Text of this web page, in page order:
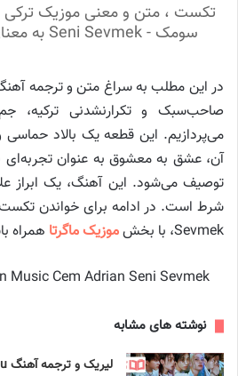
تکست ، متن و معنی موزیک ترکی
سومک - Seni Sevmek به معنای دوست داشتن تو
می‌پردازیم. این قطعه یک بالاد
آن، عشق به معشوق به عنوان تجربه‌ای
توصیف می‌شود. این آهنگ، یک ابراز
Sevmek، با بخش
موزیک ماگرتا همراه
Music Cem Adrian Seni Sevmek
نوشته های مشابه
لیریک و ترجمه آهنگ After You از Stray Kids